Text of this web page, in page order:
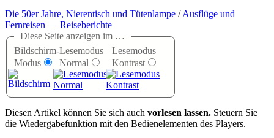
Die 50er Jahre, Nierentisch und Tütenlampe /Ausflüge und
Fernreisen — Reiseberichte
Diese Seite anzeigen im …
Bildschirm-
Modus
Lesemodus
Normal
Lesemodus
Kontrast
Diesen Artikel können Sie sich auch vorlesen lassen. Steuern Sie
die Wiedergabefunktion mit den Bedienelementen des Players.